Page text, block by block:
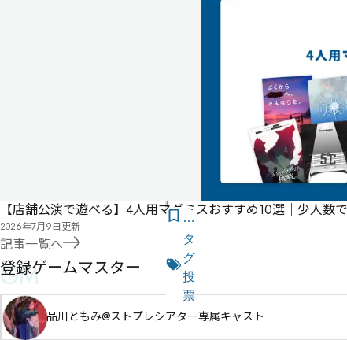
式
ペ
ー
ジ
気
に
な
る
リ
ス
タ
グ
投
票
店舗公演
その他ジャンル・1
その他テイスト・1
初心者におすすめ・1
経験者におすすめ・1
お友達同士におすすめ・1
日常系・1
現代日本・1
ロールプレイ重視・1
コミカル・1
【店舗公演で遊べる】4人用マダミスおすすめ10選｜少人数
2026年7月9日更新
記事一覧へ
GM
登録ゲームマスター
品川ともみ@ストプレシアター専属キャスト